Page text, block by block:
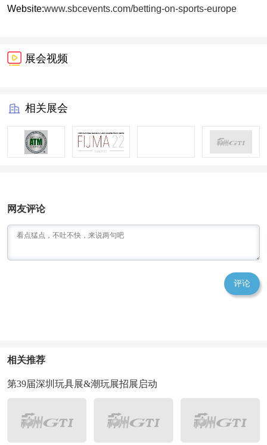
Website:www.sbcevents.com/betting-on-sports-europe
展会视频
相关展会
网友评论
评论
相关推荐
第39届深圳玩具展&潮玩展招展启动